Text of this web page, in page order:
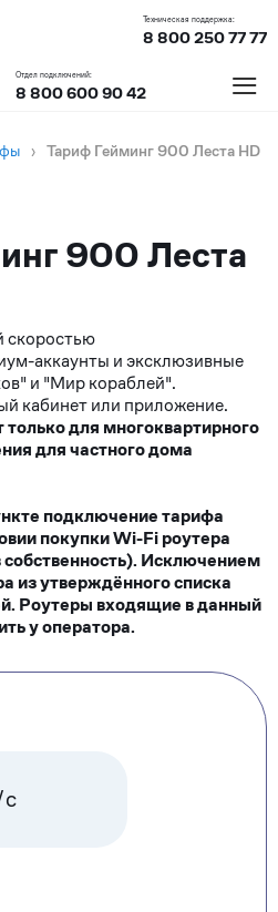
Техническая поддержка:
8 800 250 77 77
Отдел подключений:
8 800 600 90 42 ≡
› Тариф Гейминг 900 Леста HD
900 Леста
скоростью
аккаунты и эксклюзивные
и "Мир кораблей".
кабинет или приложение.
для многоквартирного
для частного дома
подключение тарифа
покупки Wi-Fi роутера
Исключением
из утверждённого списка
Роутеры входящие в данный
у оператора.